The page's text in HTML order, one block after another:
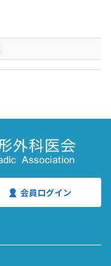
会員ログイン